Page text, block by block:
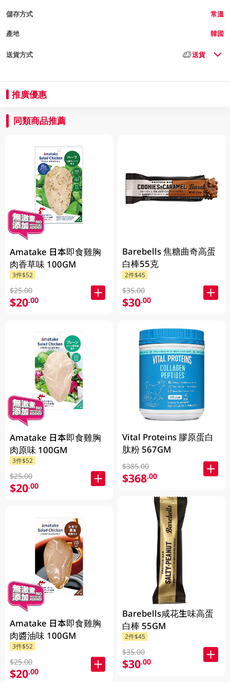
儲存方式 常溫
產地 韓國
送貨方式 送貨
推廣優惠
同類商品推薦
Amatake 日本即食雞胸
肉香草味 100GM
3件$52
$25.00
$20.00
Amatake 日本即食雞胸
肉原味 100GM
3件$52
$25.00
$20.00
Amatake 日本即食雞胸
肉醬油味 100GM
3件$52
$25.00
$20.00
Barebells 焦糖曲奇高蛋
白棒55克
2件$45
$35.00
$30.00
Vital Proteins 膠原蛋白
肽粉 567GM
$385.00
$368.00
Barebells咸花生味高蛋
白棒 55GM
2件$45
$35.00
$30.00